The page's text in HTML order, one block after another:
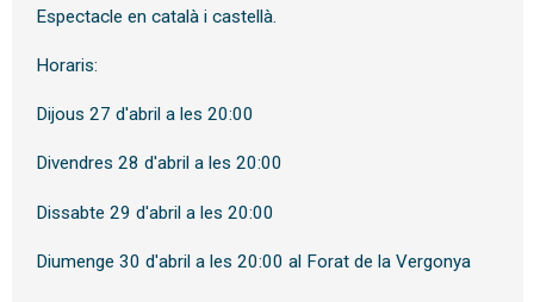
Espectacle en català i castellà.
Horaris:
Dijous 27 d'abril a les 20:00
Divendres 28 d'abril a les 20:00
Dissabte 29 d'abril a les 20:00
Diumenge 30 d'abril a les 20:00 al Forat de la Vergonya